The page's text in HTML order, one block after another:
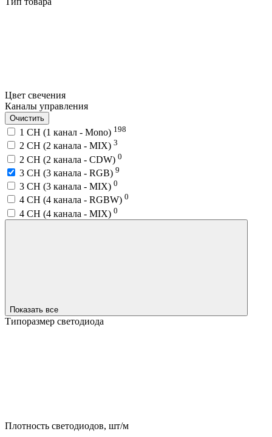
Цвет свечения
Каналы управления
Очистить
1 CH (1 канал - Mono) 198
2 CH (2 канала - MIX) 3
2 CH (2 канала - CDW) 0
3 CH (3 канала - RGB) 9
3 CH (3 канала - MIX) 0
4 CH (4 канала - RGBW) 0
4 CH (4 канала - MIX) 0
Показать все
Типоразмер светодиода
Плотность светодиодов, шт/м